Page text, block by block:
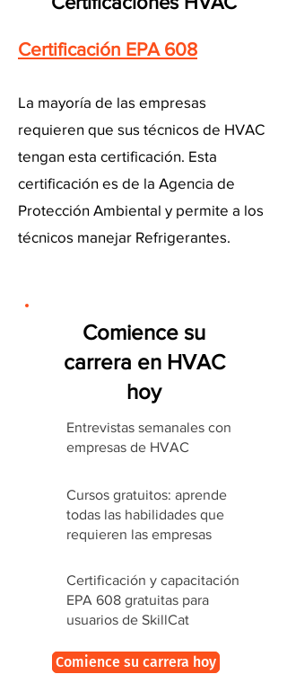
Certificación EPA 608
La mayoría de las empresas
requieren que sus técnicos de HVAC
tengan esta certificación. Esta
certificación es de la Agencia de
Protección Ambiental y permite a los
técnicos manejar Refrigerantes.
Comience su
carrera en HVAC
hoy
Entrevistas semanales con
empresas de HVAC
Cursos gratuitos: aprende
todas las habilidades que
requieren las empresas
Certificación y capacitación
EPA 608 gratuitas para
usuarios de SkillCat
Comience su carrera hoy